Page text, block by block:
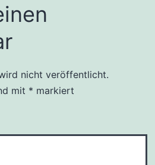
nicht veröffentlicht.
mit * markiert